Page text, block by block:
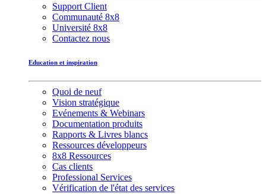
Support Client
Communauté 8x8
Université 8x8
Contactez nous
Education et inspiration
Quoi de neuf
Vision stratégique
Evénements & Webinars
Documentation produits
Rapports & Livres blancs
Ressources développeurs
8x8 Ressources
Cas clients
Professional Services
Vérification de l'état des services